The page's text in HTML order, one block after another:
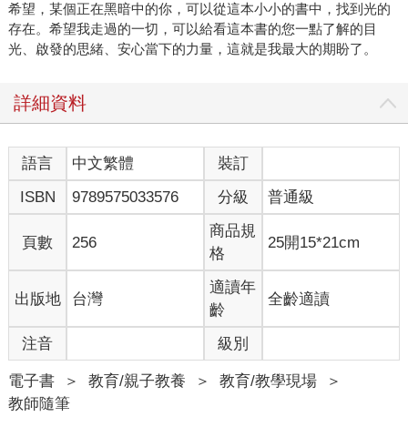
希望，某個正在黑暗中的你，可以從這本小小的書中，找到光的
存在。希望我走過的一切，可以給看這本書的您一點了解的目
光、啟發的思緒、安心當下的力量，這就是我最大的期盼了。
詳細資料
語言 中文繁體
裝訂
ISBN
9789575033576 分級 普通級
頁數 256
商品規
格
25開15*21cm
出版地 台灣
適讀年
齡
全齡適讀
注音 級別
電子書 ＞ 教育/親子教養 ＞ 教育/教學現場
＞
教師隨筆